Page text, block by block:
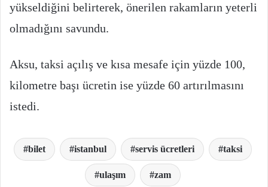
yükseldiğini belirterek, önerilen rakamların yeterli
olmadığını savundu.
Aksu, taksi açılış ve kısa mesafe için yüzde 100,
kilometre başı ücretin ise yüzde 60 artırılmasını
istedi.
bilet istanbul servis ücretleri taksi
ulaşım zam